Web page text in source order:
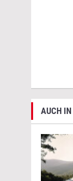
AUCH IN